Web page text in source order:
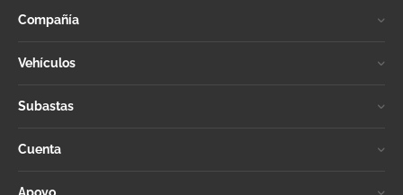
Compañía
Vehículos
Subastas
Cuenta